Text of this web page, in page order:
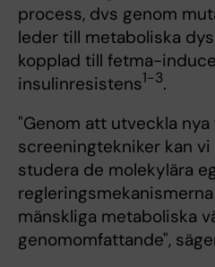
process, dvs genom
leder till metaboliska
kopplad till fetma-
insulinresistens1-3.
"Genom att utveckla
screeningtekniker kan
studera de molekylära
mänskliga metaboliska
genomomfattande",